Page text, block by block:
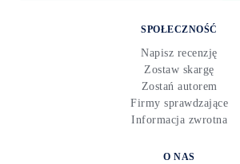
SPOŁECZNOŚĆ
Napisz recenzję
Zostaw skargę
Zostań autorem
Firmy sprawdzające
Informacja zwrotna
O NAS